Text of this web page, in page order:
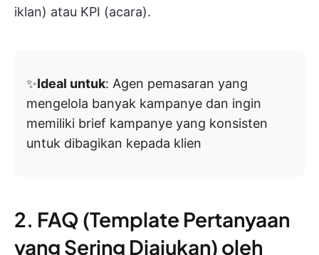
iklan) atau KPI (acara).
✨Ideal untuk: Agen pemasaran yang
mengelola banyak kampanye dan ingin
memiliki brief kampanye yang konsisten
untuk dibagikan kepada klien
2. FAQ (Template Pertanyaan
yang Sering Diajukan) oleh